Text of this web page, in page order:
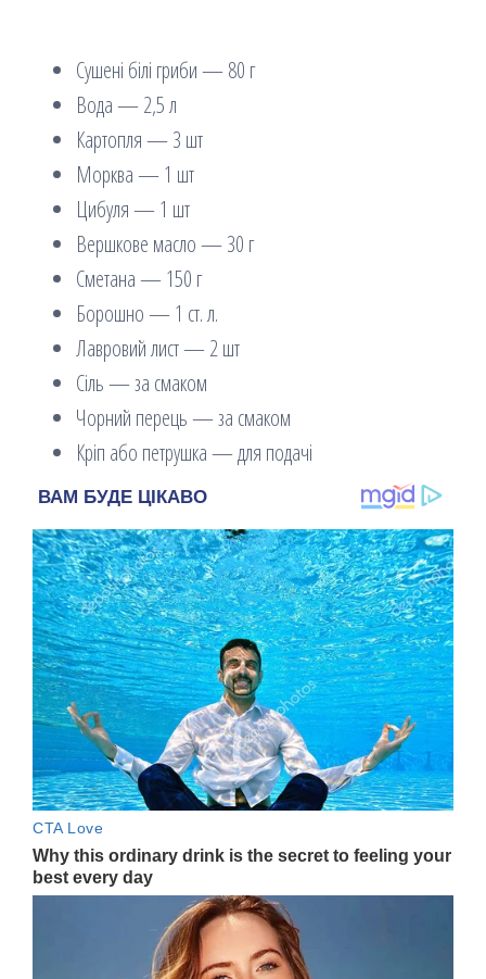
Сушені білі гриби — 80 г
Вода — 2,5 л
Картопля — 3 шт
Морква — 1 шт
Цибуля — 1 шт
Вершкове масло — 30 г
Сметана — 150 г
Борошно — 1 ст. л.
Лавровий лист — 2 шт
Сіль — за смаком
Чорний перець — за смаком
Кріп або петрушка — для подачі